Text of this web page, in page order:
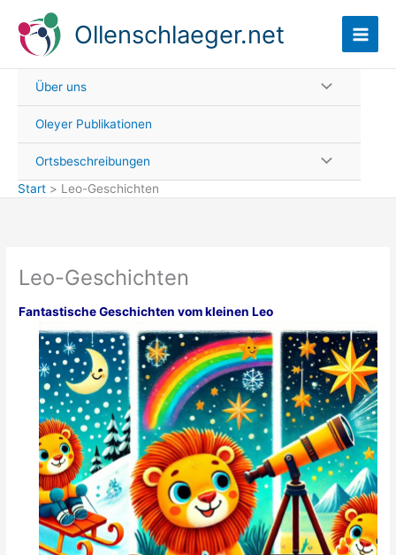
Inhalt
springen
Ollenschlaeger.net
Über uns
Oleyer Publikationen
Ortsbeschreibungen
Start
Leo-Geschichten
Leo-Geschichten
Fantastische Geschichten vom kleinen Leo